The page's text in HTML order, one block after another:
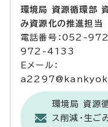
環境局 資源循環部
み資源化の推進担当
電話番号：052-
972-4133
Eメール：
環境局 資源
ス削減・生ご